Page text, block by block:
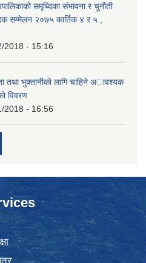
समृध्दिका संभावना र चुनाैती
सम्मेलन २०७५ कार्तिक ४ र ५ ,
2018 - 15:16
तथा भुक्तानीकाे लागि चाहिने अावश्यक
विवरण
2018 - 16:56